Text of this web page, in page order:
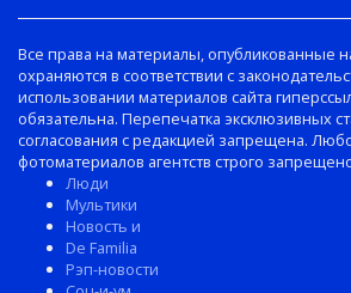
Все права на материалы, опубликованные
охраняются в соответствии с
использовании материалов сайта
обязательна. Перепечатка эксклюзивных
согласования с редакцией запрещена.
фотоматериалов агентств строго
Люди
Мультики
Новость и
De Familia
Рэп-новости